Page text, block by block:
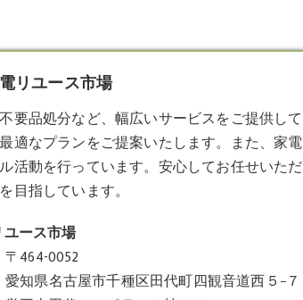
リユース市場
要品処分など、幅広いサービスをご提供して
適なプランをご提案いたします。また、家電
活動を行っています。安心してお任せいただ
指しています。
ース市場
〒464-0052
愛知県名古屋市千種区田代町四観音道西５−７